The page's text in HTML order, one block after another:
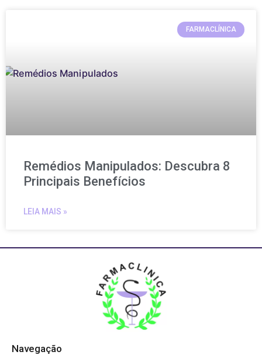
FARMACLÍNICA
Remédios Manipulados: Descubra 8
Principais Benefícios
LEIA MAIS »
Navegação